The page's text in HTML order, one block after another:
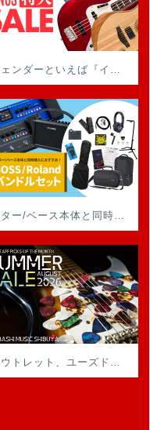
フェンダーといえば『イシバシ楽器』！ ボーナス売り尽くし特大セール開催！
ギター/ベース本体と同時購入もオススメのバンドルセット！